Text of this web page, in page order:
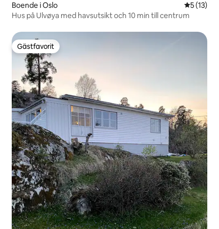
Boende i Oslo 5 av 5 i
5 (13)
Hus på Ulvøya med havsutsikt och 10 min till centrum
Gästfavorit
Gästfavorit